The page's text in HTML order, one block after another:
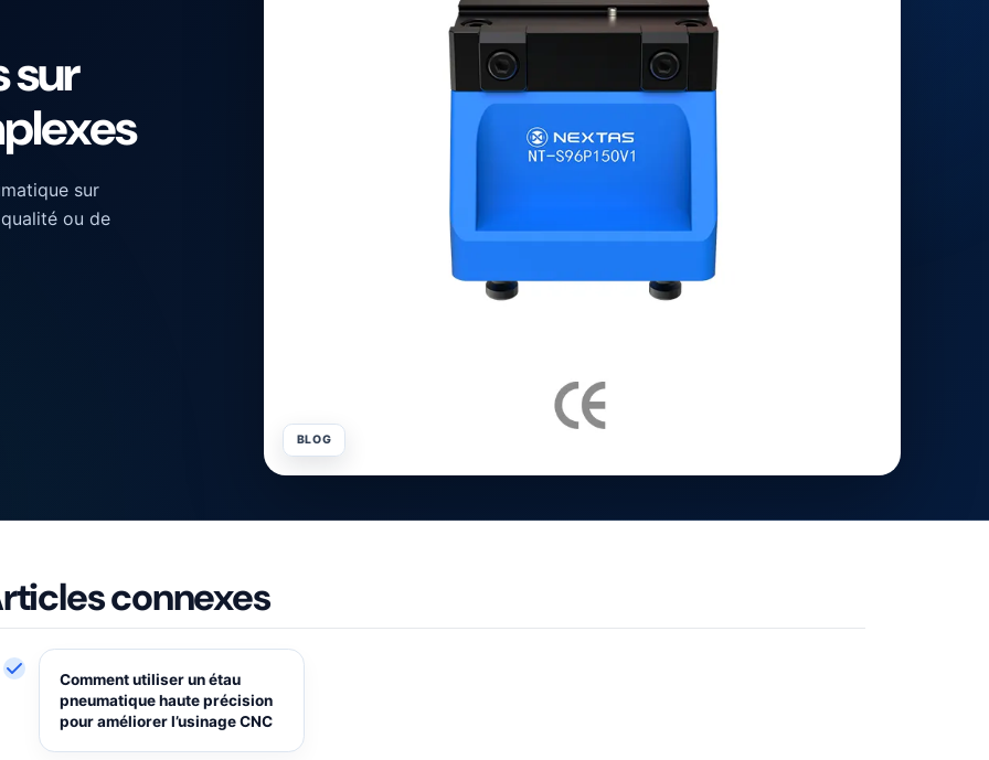
sur
sur
ou de
BLOG
de série.
connexes
Comment utiliser un étau
pneumatique haute précision
pour améliorer l’usinage CNC